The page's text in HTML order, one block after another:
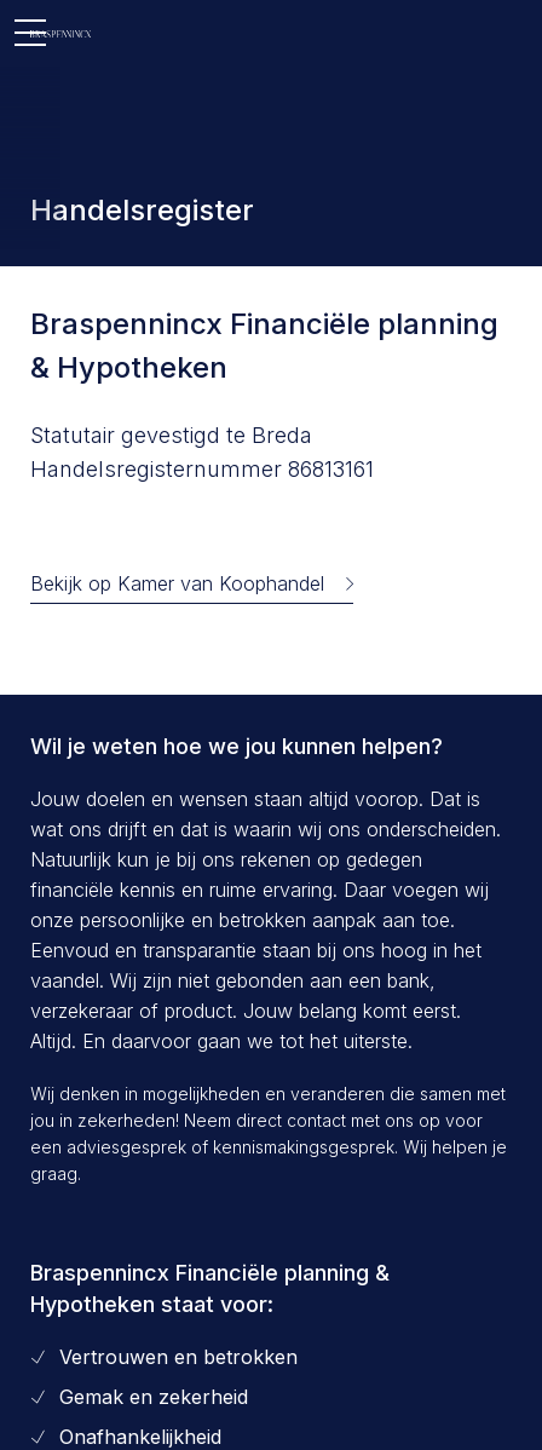
Open
menu
Open
Open
Handelsregister
Braspennincx Financiële planning
& Hypotheken
Statutair gevestigd te Breda
Handelsregisternummer 86813161
Bekijk op Kamer van Koophandel
Wil je weten hoe we jou kunnen helpen?
Jouw doelen en wensen staan altijd voorop. Dat is
wat ons drijft en dat is waarin wij ons onderscheiden.
Natuurlijk kun je bij ons rekenen op gedegen
financiële kennis en ruime ervaring. Daar voegen wij
onze persoonlijke en betrokken aanpak aan toe.
Eenvoud en transparantie staan bij ons hoog in het
vaandel. Wij zijn niet gebonden aan een bank,
verzekeraar of product. Jouw belang komt eerst.
Altijd. En daarvoor gaan we tot het uiterste.
Wij denken in mogelijkheden en veranderen die samen met
jou in zekerheden! Neem direct contact met ons op voor
een adviesgesprek of kennismakingsgesprek. Wij helpen je
graag.
Braspennincx Financiële planning &
Hypotheken staat voor:
Vertrouwen en betrokken
Gemak en zekerheid
Onafhankelijkheid